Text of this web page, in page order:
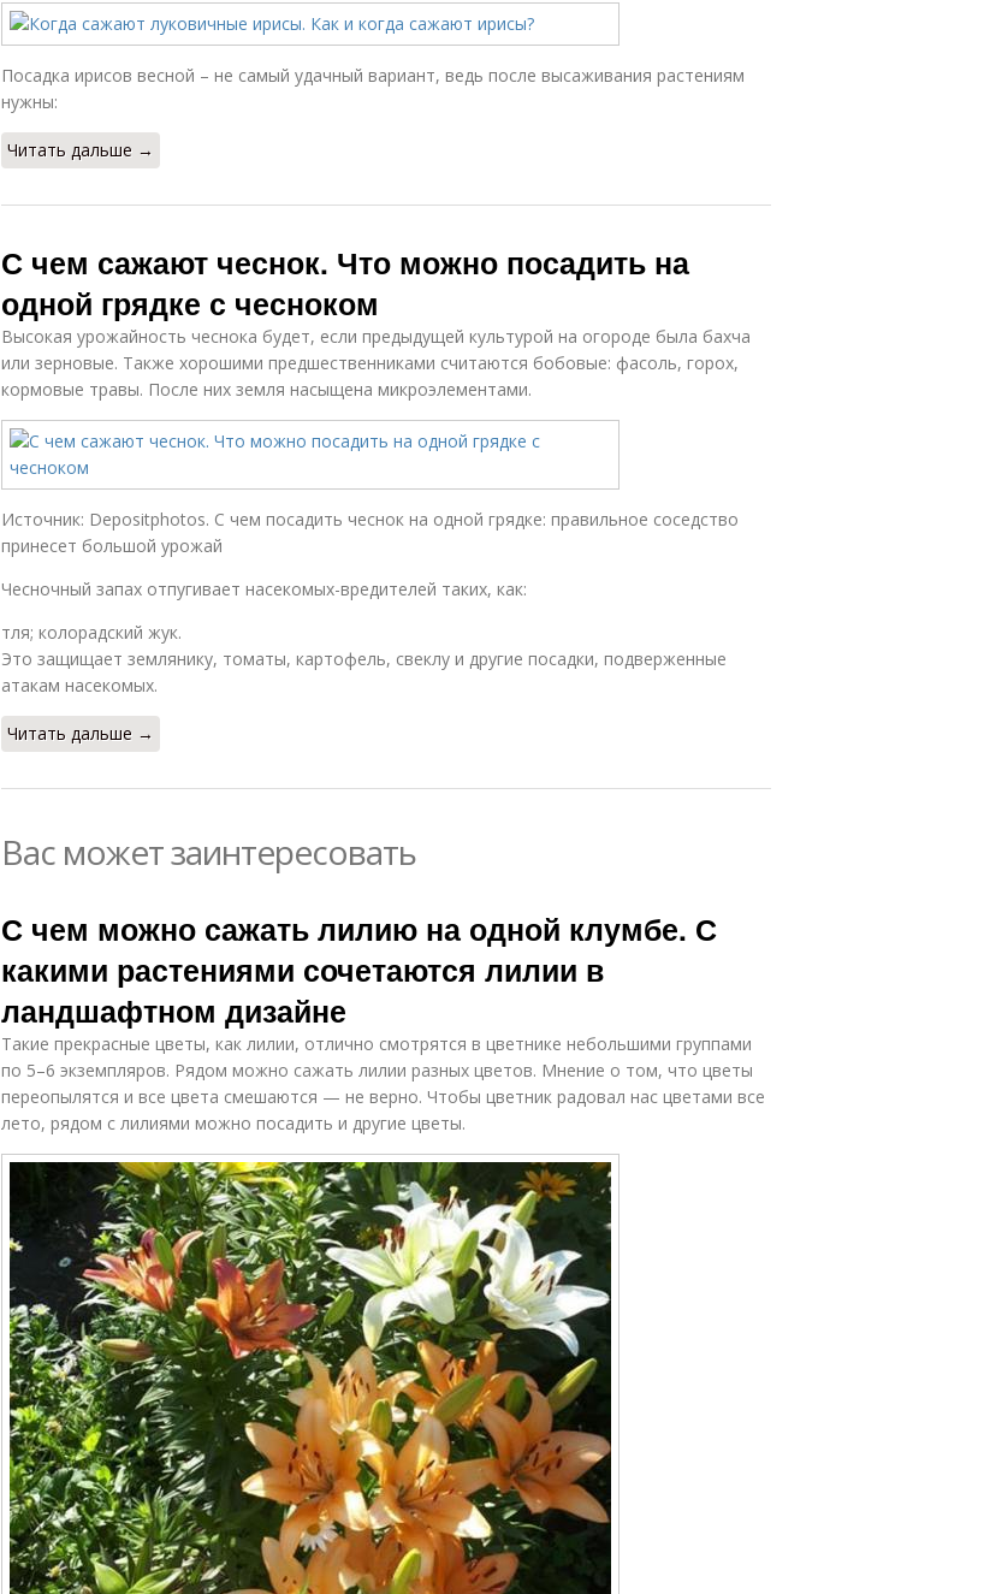
Посадка ирисов весной – не самый удачный вариант, ведь после высаживания растениям
нужны:
Читать дальше →
С чем сажают чеснок. Что можно посадить на
одной грядке с чесноком
Высокая урожайность чеснока будет, если предыдущей культурой на огороде была бахча
или зерновые. Также хорошими предшественниками считаются бобовые: фасоль, горох,
кормовые травы. После них земля насыщена микроэлементами.
Источник: Depositphotos. С чем посадить чеснок на одной грядке: правильное соседство
принесет большой урожай
Чесночный запах отпугивает насекомых-вредителей таких, как:
тля; колорадский жук.
Это защищает землянику, томаты, картофель, свеклу и другие посадки, подверженные
атакам насекомых.
Читать дальше →
Вас может заинтересовать
С чем можно сажать лилию на одной клумбе. С
какими растениями сочетаются лилии в
ландшафтном дизайне
Такие прекрасные цветы, как лилии, отлично смотрятся в цветнике небольшими группами
по 5–6 экземпляров. Рядом можно сажать лилии разных цветов. Мнение о том, что цветы
переопылятся и все цвета смешаются — не верно. Чтобы цветник радовал нас цветами все
лето, рядом с лилиями можно посадить и другие цветы.